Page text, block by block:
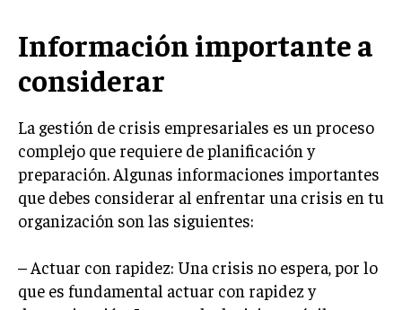
CALIDAD Y MEJORA CONTINUA
TALENTOS
TALENTO
COMPENSACIÓN Y BENEFICIOS
RECLUTAMIENTO Y SELECCIÓN
DESARROLLO DE PERSONAL
CULTURA Y CLIMA ORGANIZACIONAL
Información importante a
considerar
La gestión de crisis empresariales es un proceso
complejo que requiere de planificación y
preparación. Algunas informaciones importantes
que debes considerar al enfrentar una crisis en tu
organización son las siguientes:
– Actuar con rapidez: Una crisis no espera, por lo
que es fundamental actuar con rapidez y